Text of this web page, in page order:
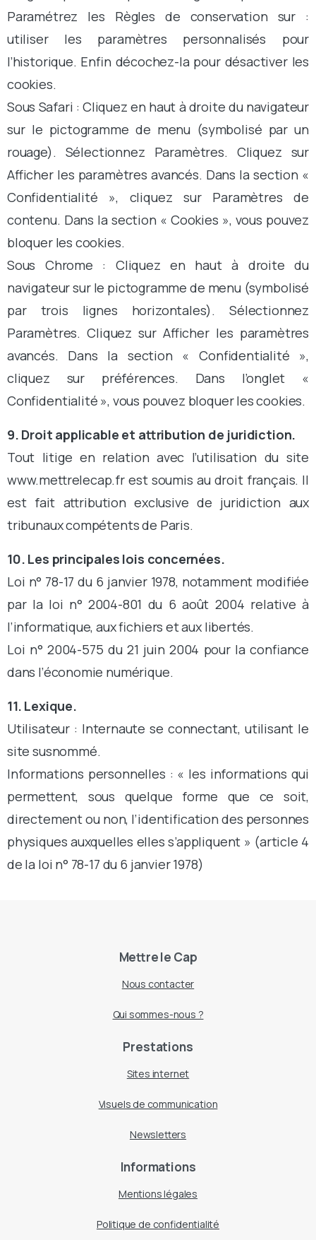
Paramétrez les Règles de conservation sur :
utiliser les paramètres personnalisés pour
l’historique. Enfin décochez-la pour désactiver les
cookies.
Sous Safari : Cliquez en haut à droite du navigateur
sur le pictogramme de menu (symbolisé par un
rouage). Sélectionnez Paramètres. Cliquez sur
Afficher les paramètres avancés. Dans la section «
Confidentialité », cliquez sur Paramètres de
contenu. Dans la section « Cookies », vous pouvez
bloquer les cookies.
Sous Chrome : Cliquez en haut à droite du
navigateur sur le pictogramme de menu (symbolisé
par trois lignes horizontales). Sélectionnez
Paramètres. Cliquez sur Afficher les paramètres
avancés. Dans la section « Confidentialité »,
cliquez sur préférences. Dans l’onglet «
Confidentialité », vous pouvez bloquer les cookies.
9. Droit applicable et attribution de juridiction.
Tout litige en relation avec l’utilisation du site
www.mettrelecap.fr est soumis au droit français. Il
est fait attribution exclusive de juridiction aux
tribunaux compétents de Paris.
10. Les principales lois concernées.
Loi n° 78-17 du 6 janvier 1978, notamment modifiée
par la loi n° 2004-801 du 6 août 2004 relative à
l’informatique, aux fichiers et aux libertés.
Loi n° 2004-575 du 21 juin 2004 pour la confiance
dans l’économie numérique.
11. Lexique.
Utilisateur : Internaute se connectant, utilisant le
site susnommé.
Informations personnelles : « les informations qui
permettent, sous quelque forme que ce soit,
directement ou non, l’identification des personnes
physiques auxquelles elles s’appliquent » (article 4
de la loi n° 78-17 du 6 janvier 1978)
Mettre le Cap
Nous contacter
Qui sommes-nous ?
Prestations
Sites internet
Visuels de communication
Newsletters
Informations
Mentions légales
Politique de confidentialité